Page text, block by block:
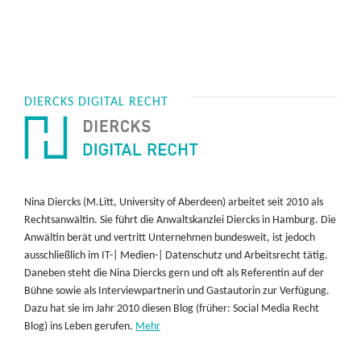
DIERCKS DIGITAL RECHT
Nina Diercks (M.Litt, University of Aberdeen) arbeitet seit 2010 als
Rechtsanwältin. Sie führt die Anwaltskanzlei Diercks in Hamburg. Die
Anwältin berät und vertritt Unternehmen bundesweit, ist jedoch
ausschließlich im IT-| Medien-| Datenschutz und Arbeitsrecht tätig.
Daneben steht die Nina Diercks gern und oft als Referentin auf der
Bühne sowie als Interviewpartnerin und Gastautorin zur Verfügung.
Dazu hat sie im Jahr 2010 diesen Blog (früher: Social Media Recht
Blog) ins Leben gerufen. Mehr